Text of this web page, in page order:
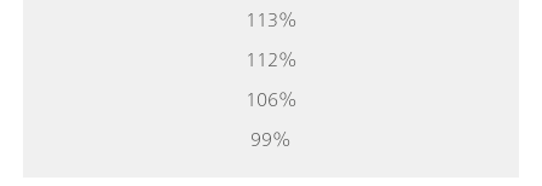
113%
112%
106%
99%